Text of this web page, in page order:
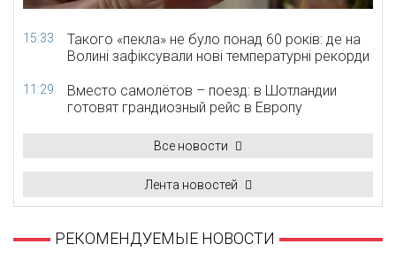
15:33
Такого «пекла» не було понад 60 років: де на
Волині зафіксували нові температурні рекорди
11:29
Вместо самолётов – поезд: в Шотландии
готовят грандиозный рейс в Европу
Все новости
Лента новостей
РЕКОМЕНДУЕМЫЕ НОВОСТИ